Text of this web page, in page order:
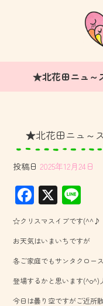
★北花田ニュ～
★北花田ニュ～
投稿日 2025年12月24日
F
ac
e
b
o
ok
X
ne
☆クリスマスイブです(^^♪
お天気はいまいちですが
各ご家庭でもサンタクロー
登場するかと思います(^o^)丿
今日は曇り空ですがご近